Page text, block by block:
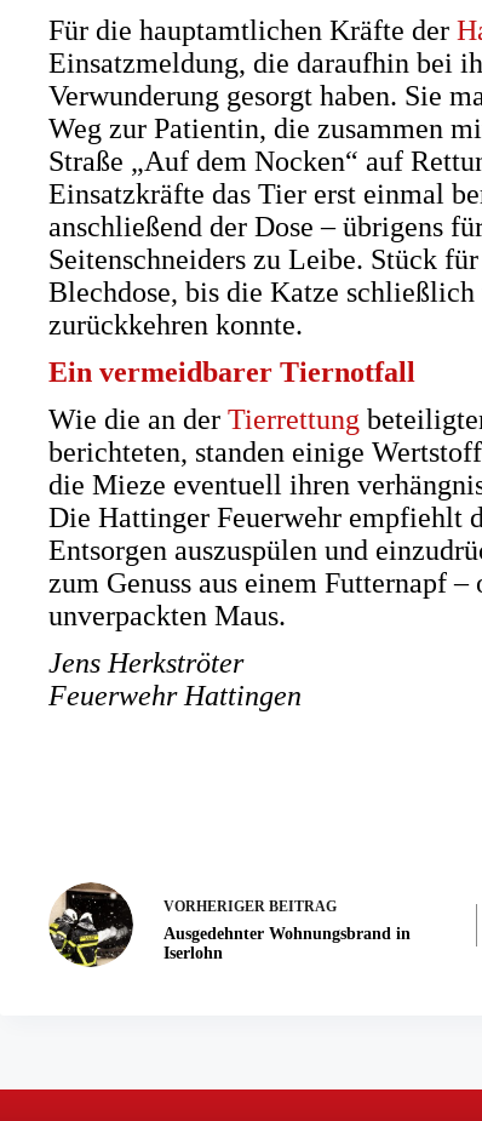
Für die hauptamtlichen Kräfte der
Einsatzmeldung, die daraufhin bei
Verwunderung gesorgt haben. Sie
Weg zur Patientin, die zusammen
Straße „Auf dem Nocken“ auf
Einsatzkräfte das Tier erst einmal
anschließend der Dose – übrigens
Seitenschneiders zu Leibe. Stück
Blechdose, bis die Katze
zurückkehren konnte.
Ein vermeidbarer Tiernotfall
Wie die an der Tierrettung
berichteten, standen einige
die Mieze eventuell ihren
Die Hattinger Feuerwehr empfiehlt
Entsorgen auszuspülen und
zum Genuss aus einem Futternapf
unverpackten Maus.
Jens Herkströter
Feuerwehr Hattingen
VORHERIGER BEITRAG
Ausgedehnter Wohnungsbrand in
Iserlohn